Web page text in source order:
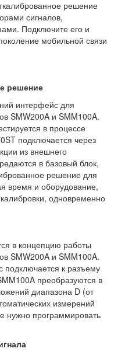
решение
сигналов,
Подключите его и
мобильной связи
решение
интерфейс для
SMW200A и SMM100A.
в процессе
подключается через
из внешнего
в базовый блок,
решение для
время и оборудование,
одновременно
в концепцию работы
SMW200A и SMM100A.
подключается к разъему
преобразуются в
диапазона D (от
измерений
нужно программировать